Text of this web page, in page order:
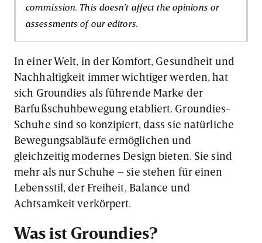
commission. This doesn't affect the opinions or
assessments of our editors.
In einer Welt, in der Komfort, Gesundheit und
Nachhaltigkeit immer wichtiger werden, hat
sich Groundies als führende Marke der
Barfußschuhbewegung etabliert. Groundies-
Schuhe sind so konzipiert, dass sie natürliche
Bewegungsabläufe ermöglichen und
gleichzeitig modernes Design bieten. Sie sind
mehr als nur Schuhe – sie stehen für einen
Lebensstil, der Freiheit, Balance und
Achtsamkeit verkörpert.
Was ist Groundies?